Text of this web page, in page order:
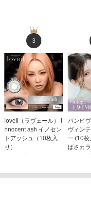
3
loveil（ラヴェール） I
nnocent ash イノセン
トアッシュ（10枚入
り）
バンビ
ヴィン
ー (10
ばさカ